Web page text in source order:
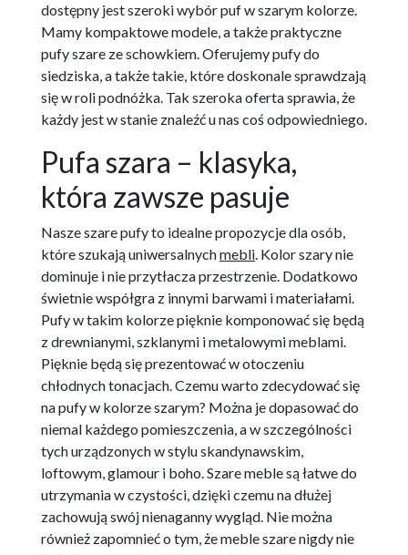
dostępny jest szeroki wybór puf w szarym kolorze.
Mamy kompaktowe modele, a także praktyczne
pufy szare ze schowkiem. Oferujemy pufy do
siedziska, a także takie, które doskonale sprawdzają
się w roli podnóżka. Tak szeroka oferta sprawia, że
każdy jest w stanie znaleźć u nas coś odpowiedniego.
Pufa szara – klasyka,
która zawsze pasuje
Nasze szare pufy to idealne propozycje dla osób,
które szukają uniwersalnychmebli. Kolor szary nie
dominuje i nie przytłacza przestrzenie. Dodatkowo
świetnie współgra z innymi barwami i materiałami.
Pufy w takim kolorze pięknie komponować się będą
z drewnianymi, szklanymi i metalowymi meblami.
Pięknie będą się prezentować w otoczeniu
chłodnych tonacjach. Czemu warto zdecydować się
na pufy w kolorze szarym? Można je dopasować do
niemal każdego pomieszczenia, a w szczególności
tych urządzonych w stylu skandynawskim,
loftowym, glamour i boho. Szare meble są łatwe do
utrzymania w czystości, dzięki czemu na dłużej
zachowują swój nienaganny wygląd. Nie można
również zapomnieć o tym, że meble szare nigdy nie